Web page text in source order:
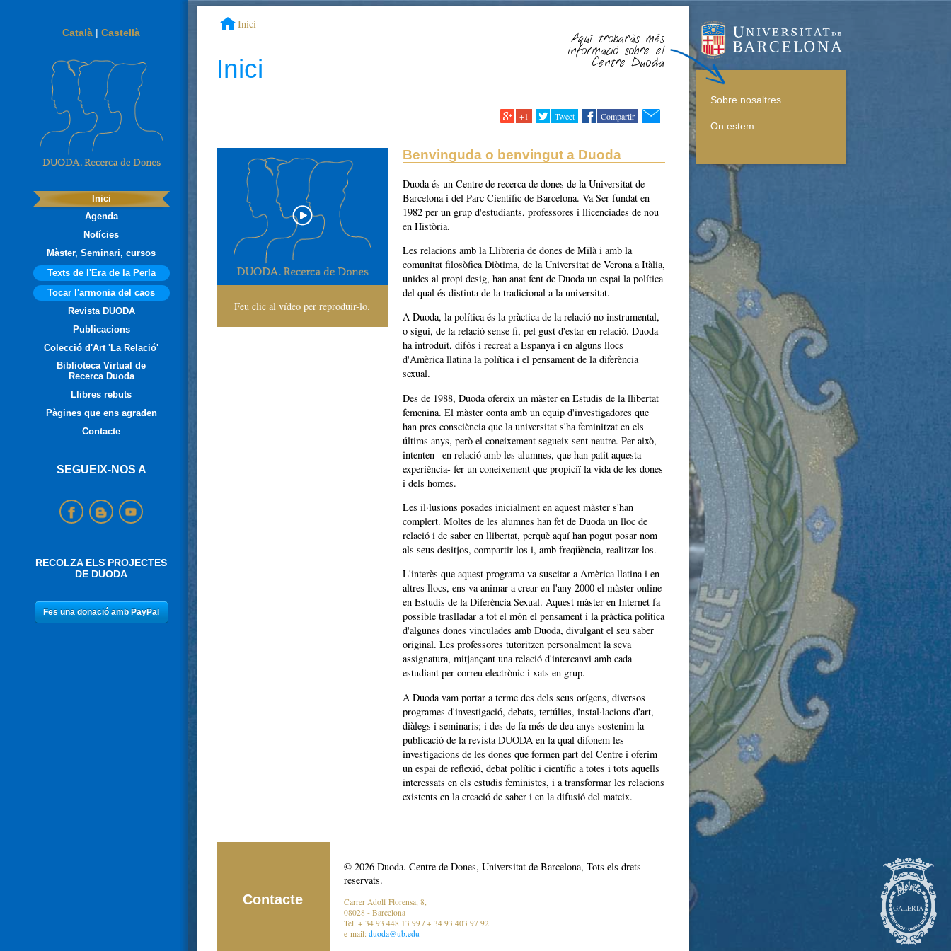
Català |Castellà
Inici
Agenda
Notícies
Màster, Seminari, cursos
Texts de l'Era de la Perla
Tocar l'armonia del caos
Revista DUODA
Publicacions
Colecció d'Art 'La Relació'
Biblioteca Virtual de
Recerca Duoda
Llibres rebuts
Pàgines que ens agraden
Contacte
SEGUEIX-NOS A
RECOLZA ELS PROJECTES
DE DUODA
Inici
Aquí trobaràs més
informació sobre el
Centre Duoda
Inici
+1 Tweet Compartir
Feu clic al vídeo per reproduir-lo.
Benvinguda o benvingut a Duoda
Duoda és un Centre de recerca de dones de la Universitat de
Barcelona i del Parc Científic de Barcelona. Va Ser fundat en
1982 per un grup d'estudiants, professores i llicenciades de nou
en Història.
Les relacions amb la Llibreria de dones de Milà i amb la
comunitat filosòfica Diòtima, de la Universitat de Verona a Itàlia,
unides al propi desig, han anat fent de Duoda un espai la política
del qual és distinta de la tradicional a la universitat.
A Duoda, la política és la pràctica de la relació no instrumental,
o sigui, de la relació sense fi, pel gust d'estar en relació. Duoda
ha introduït, difós i recreat a Espanya i en alguns llocs
d'Amèrica llatina la política i el pensament de la diferència
sexual.
Des de 1988, Duoda ofereix un màster en Estudis de la llibertat
femenina. El màster conta amb un equip d'investigadores que
han pres consciència que la universitat s'ha feminitzat en els
últims anys, però el coneixement segueix sent neutre. Per això,
intenten –en relació amb les alumnes, que han patit aquesta
experiència- fer un coneixement que propiciï la vida de les dones
i dels homes.
Les il·lusions posades inicialment en aquest màster s'han
complert. Moltes de les alumnes han fet de Duoda un lloc de
relació i de saber en llibertat, perquè aquí han pogut posar nom
als seus desitjos, compartir-los i, amb freqüència, realitzar-los.
L'interès que aquest programa va suscitar a Amèrica llatina i en
altres llocs, ens va animar a crear en l'any 2000 el màster online
en Estudis de la Diferència Sexual. Aquest màster en Internet fa
possible traslladar a tot el món el pensament i la pràctica política
d'algunes dones vinculades amb Duoda, divulgant el seu saber
original. Les professores tutoritzen personalment la seva
assignatura, mitjançant una relació d'intercanvi amb cada
estudiant per correu electrònic i xats en grup.
A Duoda vam portar a terme des dels seus orígens, diversos
programes d'investigació, debats, tertúlies, instal·lacions d'art,
diàlegs i seminaris; i des de fa més de deu anys sostenim la
publicació de la revista DUODA en la qual difonem les
investigacions de les dones que formen part del Centre i oferim
un espai de reflexió, debat polític i científic a totes i tots aquells
interessats en els estudis feministes, i a transformar les relacions
existents en la creació de saber i en la difusió del mateix.
Contacte
© 2026 Duoda. Centre de Dones, Universitat de Barcelona, Tots els drets
reservats.
Carrer Adolf Florensa, 8,
08028 - Barcelona
Tel. + 34 93 448 13 99 / + 34 93 403 97 92.
e-mail: duoda@ub.edu
Sobre nosaltres
On estem
GALERIA